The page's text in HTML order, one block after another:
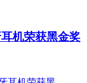
机荣获黑金奖